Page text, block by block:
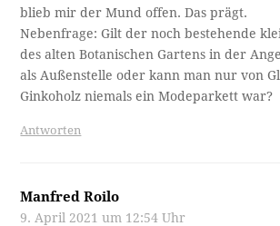
blieb mir der Mund offen. Das prägt.
Nebenfrage: Gilt der noch bestehende
des alten Botanischen Gartens in der
als Außenstelle oder kann man nur von
Ginkoholz niemals ein Modeparkett war?
Antworten
Manfred Roilo
9. April 2021 um 12:54 Uhr